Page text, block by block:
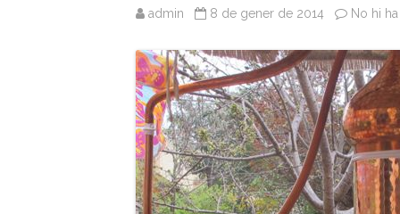
admin 8 de gener de 2014 No hi